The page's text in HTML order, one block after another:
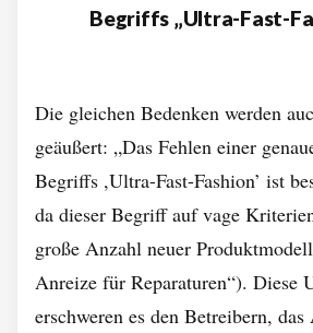
Begriffs „Ultra-Fast-
Die gleichen Bedenken werden
geäußert: „Das Fehlen einer
Begriffs ,Ultra-Fast-Fashion’ ist
da dieser Begriff auf vage
große Anzahl neuer
Anreize für Reparaturen“). Diese
erschweren es den Betreibern, das